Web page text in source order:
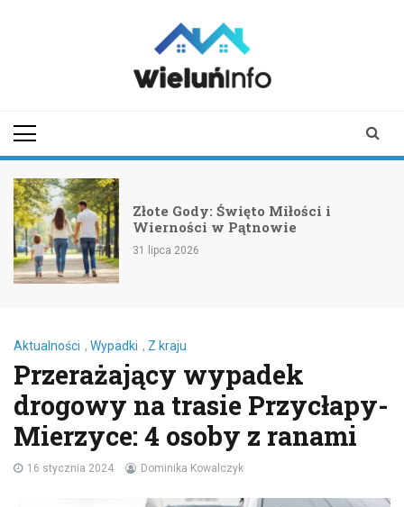
Złote Gody: Święto Miłości i
Wierności w Pątnowie
31 lipca 2026
Aktualności , Wypadki , Z kraju
Przerażający wypadek
drogowy na trasie Przycłapy-
Mierzyce: 4 osoby z ranami
16 stycznia 2024 Dominika Kowalczyk